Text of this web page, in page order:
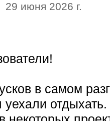
29 июня 2026 г.
в самом
уехали